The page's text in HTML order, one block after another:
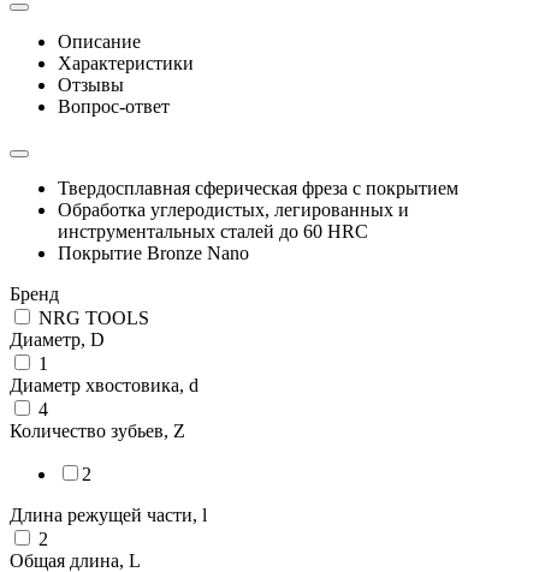
Описание
Характеристики
Отзывы
Вопрос-ответ
Твердосплавная сферическая фреза с покрытием
Обработка углеродистых, легированных и
инструментальных сталей до 60 HRC
Покрытие Bronze Nano
Бренд
NRG TOOLS
Диаметр, D
1
Диаметр хвостовика, d
4
Количество зубьев, Z
2
Длина режущей части, l
2
Общая длина, L